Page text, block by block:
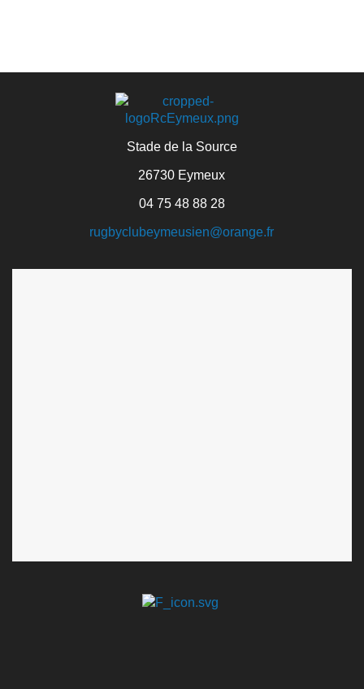
Stade de la Source
26730 Eymeux
04 75 48 88 28
rugbyclubeymeusien@orange.fr